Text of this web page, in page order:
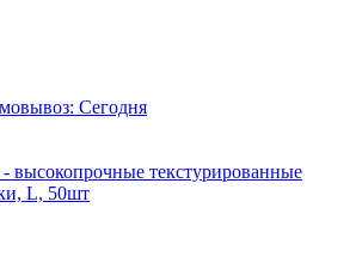
Сегодня
- высокопрочные текстурированные
L, 50шт